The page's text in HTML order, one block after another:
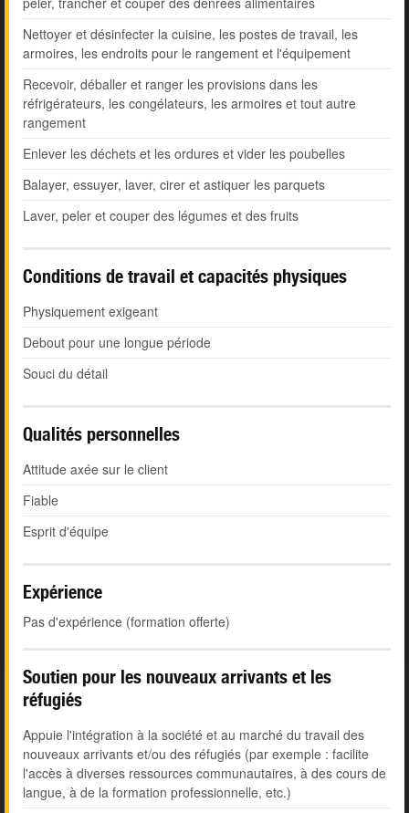
Nettoyer et désinfecter la cuisine, les postes de travail, les
armoires, les endroits pour le rangement et l'équipement
Recevoir, déballer et ranger les provisions dans les
réfrigérateurs, les congélateurs, les armoires et tout autre
rangement
Enlever les déchets et les ordures et vider les poubelles
Balayer, essuyer, laver, cirer et astiquer les parquets
Laver, peler et couper des légumes et des fruits
Conditions de travail et capacités physiques
Physiquement exigeant
Debout pour une longue période
Souci du détail
Qualités personnelles
Attitude axée sur le client
Fiable
Esprit d'équipe
Expérience
Pas d'expérience (formation offerte)
Soutien pour les nouveaux arrivants et les
réfugiés
Appuie l'intégration à la société et au marché du travail des
nouveaux arrivants et/ou des réfugiés (par exemple : facilite
l'accès à diverses ressources communautaires, à des cours de
langue, à de la formation professionnelle, etc.)